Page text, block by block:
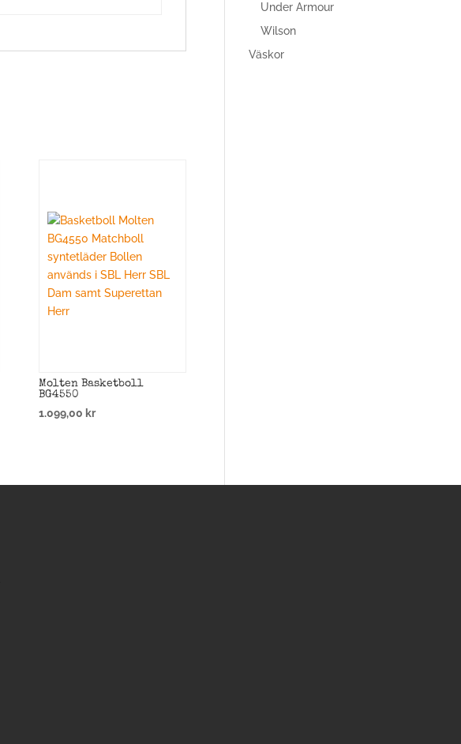
Molten Basketboll
BG4550
1.099,00 kr
Under Armour
Wilson
Väskor